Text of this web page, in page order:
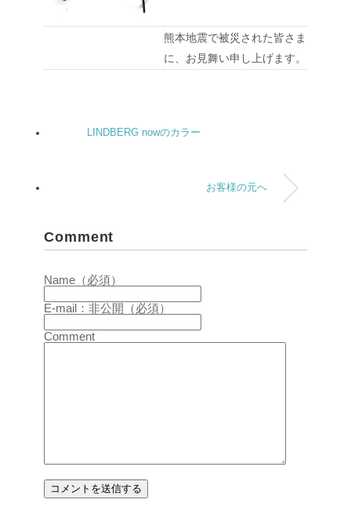
熊本地震で被災された皆さま
に、お見舞い申し上げます。
LINDBERG nowのカラー
お客様の元へ
Comment
Name（必須）
E-mail：非公開（必須）
Comment